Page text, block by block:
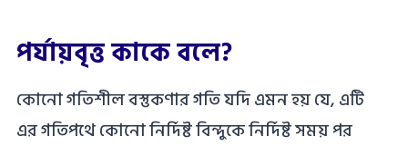
পর্যায়বৃত্ত কাকে বলে?
কোনাে গতিশীল বস্তুকণার গতি যদি এমন হয় যে, এটি
এর গতিপথে কোনো নির্দিষ্ট বিন্দুকে নির্দিষ্ট সময় পর